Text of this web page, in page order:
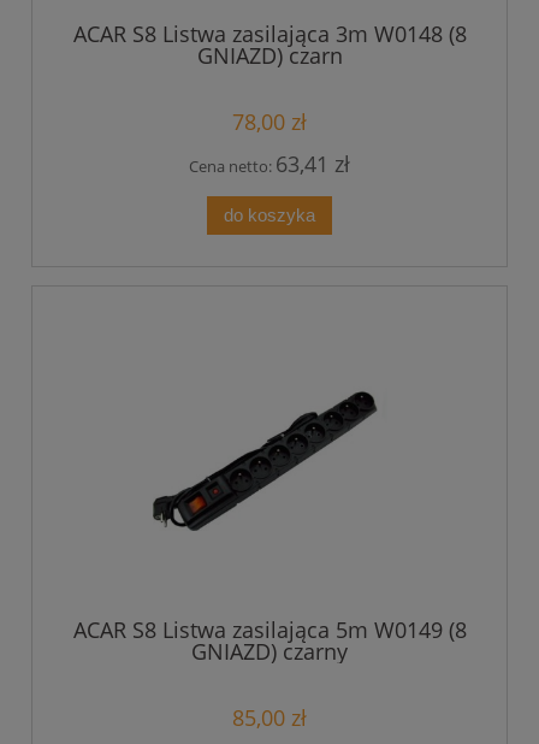
ACAR S8 Listwa zasilająca 3m W0148 (8
GNIAZD) czarn
78,00 zł
Cena netto: 63,41 zł
do koszyka
ACAR S8 Listwa zasilająca 5m W0149 (8
GNIAZD) czarny
85,00 zł